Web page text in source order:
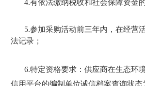
4.有依法缴纳税收和社会保障资金
5.参加采购活动前三年内，在经营
法记录；
6.特定资格要求： 供应商在生态环
信用平台的编制单位诚信档案查询状